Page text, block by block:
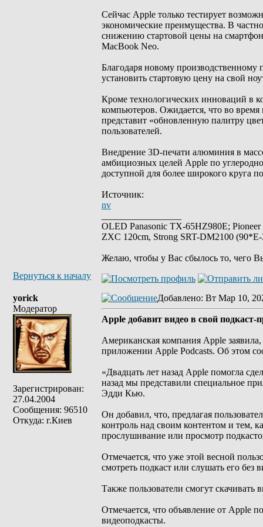
Сейчас Apple только тестирует
экономические преимущества. В
снижению стартовой цены на
MacBook Neo.
Благодаря новому
установить стартовую цену на свой
Кроме технологических инноваций в
компьютеров. Ожидается, что во
представит «обновленную палитру
пользователей.
Внедрение 3D-печати алюминия в
амбициозных целей Apple по
доступной для более широкого круга
Источник:
nv
OLED Panasonic TX-65HZ980E;
ZXC 120cm, Strong SRT-DM2100
Желаю, чтобы у Вас сбылось то, чего
Вернуться к началу
yorick
Модератор
Зарегистрирован:
27.04.2004
Сообщения: 96510
Откуда: г.Киев
Добавлено: Вт Мар 10,
Apple добавит видео в свой подкаст-
Американская компания Apple
приложении Apple Podcasts. Об этом
«Двадцать лет назад Apple помогла
назад мы представили специальное
Эдди Кью.
Он добавил, что, предлагая
контроль над своим контентом и тем,
прослушивание или просмотр
Отмечается, что уже этой весной
смотреть подкаст или слушать его без
Также пользователи смогут
Отмечается, что объявление от Apple
видеоподкасты.